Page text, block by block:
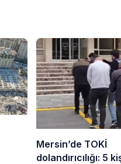
Mersin’de TOKİ
dolandırıcılığı: 5